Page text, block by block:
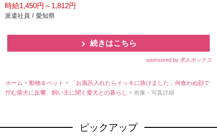
時給1,450円～1,812円
派遣社員 / 愛知県
続きはこちら
sponsored by 求人ボックス
ホーム >動物＆ペット>
「お風呂入れたらイッキに抜けました」何食わぬ顔で
佇む柴犬に反響、飼い主に聞く愛犬との暮らし> 画像・写真詳細
ピックアップ